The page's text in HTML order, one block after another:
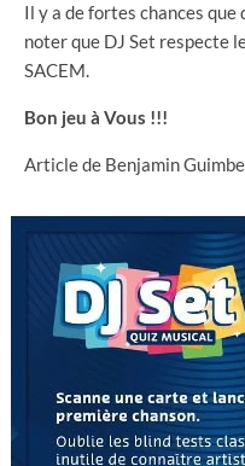
Il y a de fortes chances
noter que DJ Set respecte
SACEM.
Bon jeu à Vous !!!
Article de Benjamin